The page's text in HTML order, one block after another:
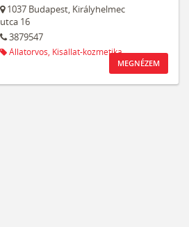
1037 Budapest, Királyhelmec
utca 16
3879547
Állatorvos, Kisállat-kozmetika
MEGNÉZEM